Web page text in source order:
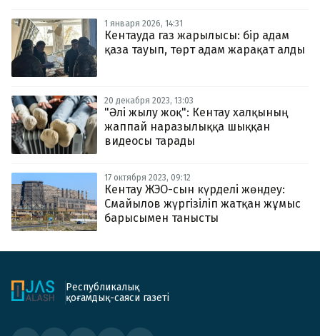
1 января 2026, 14:31
Кентауда газ жарылысы: бір адам
қаза тауып, төрт адам жарақат алды
20 декабря 2023, 13:03
"Әлі жылу жоқ": Кентау халқының
жаппай наразылыққа шыққан
видеосы тарады
17 октября 2023, 09:12
Кентау ЖЭО-сын күрделі жөндеу:
Смайылов жүргізіліп жатқан жұмыс
барысымен танысты
Республикалық
қоғамдық-саяси газеті